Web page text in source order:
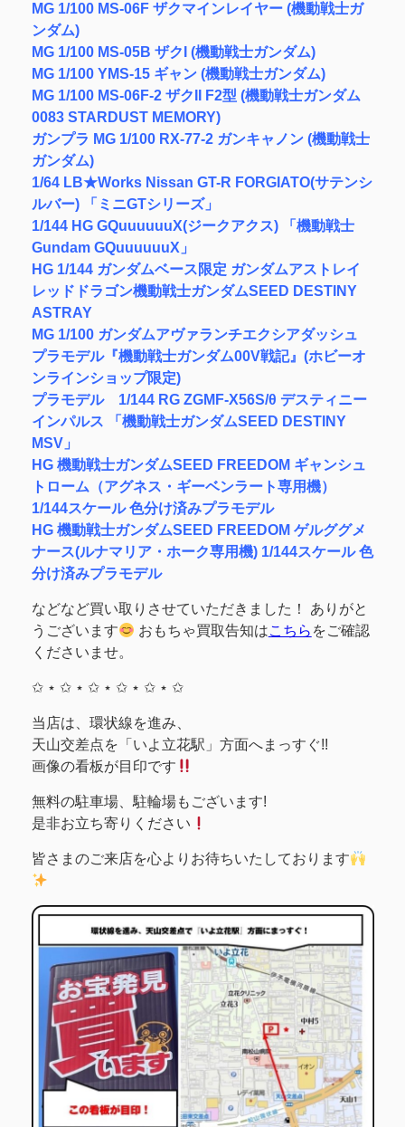
MG 1/100 MS-06F ザクマインレイヤー (機動戦士ガ
ンダム)
MG 1/100 MS-05B ザクI (機動戦士ガンダム)
MG 1/100 YMS-15 ギャン (機動戦士ガンダム)
MG 1/100 MS-06F-2 ザクII F2型 (機動戦士ガンダム
0083 STARDUST MEMORY)
ガンプラ MG 1/100 RX-77-2 ガンキャノン (機動戦士
ガンダム)
1/64 LB★Works Nissan GT-R FORGIATO(サテンシ
ルバー) 「ミニGTシリーズ」
1/144 HG GQuuuuuuX(ジークアクス) 「機動戦士
Gundam GQuuuuuuX」
HG 1/144 ガンダムベース限定 ガンダムアストレイ
レッドドラゴン機動戦士ガンダムSEED DESTINY
ASTRAY
MG 1/100 ガンダムアヴァランチエクシアダッシュ
プラモデル『機動戦士ガンダム00V戦記』(ホビーオ
ンラインショップ限定)
プラモデル 1/144 RG ZGMF-X56S/θ デスティニー
インパルス 「機動戦士ガンダムSEED DESTINY
MSV」
HG 機動戦士ガンダムSEED FREEDOM ギャンシュ
トローム（アグネス・ギーベンラート専用機）
1/144スケール 色分け済みプラモデル
HG 機動戦士ガンダムSEED FREEDOM ゲルググメ
ナース(ルナマリア・ホーク専用機) 1/144スケール 色
分け済みプラモデル
などなど買い取りさせていただきました！ ありがと
うございます
おもちゃ買取告知はこちら をご確認
くださいませ。
✩ ⋆ ✩ ⋆ ✩ ⋆ ✩ ⋆ ✩ ⋆ ✩
当店は、環状線を進み、
天山交差点を「いよ立花駅」方面へまっすぐ!!
画像の看板が目印です
無料の駐車場、駐輪場もございます!
是非お立ち寄りください
皆さまのご来店を心よりお待ちいたしております